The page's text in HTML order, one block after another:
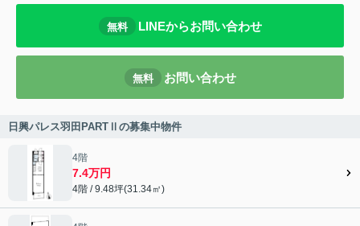
無料 LINEからお問い合わせ
無料 お問い合わせ
日興パレス羽田PARTⅡの募集中物件
4階
7.4万円
4階 / 9.48坪(31.34㎡)